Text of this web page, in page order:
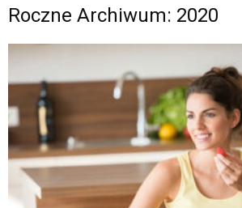
Roczne Archiwum: 2020